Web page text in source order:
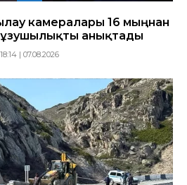
камералары 16 мыңнан
анықтады
18:14 | 07.08.2026